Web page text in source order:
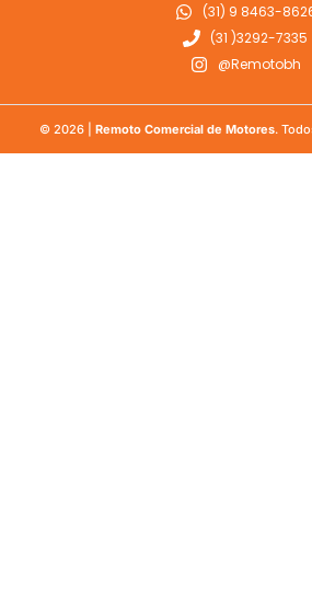
(31) 9 8463-
(31 )3292-7335
@Remotobh
© 2026 | Remoto Comercial de Motores.